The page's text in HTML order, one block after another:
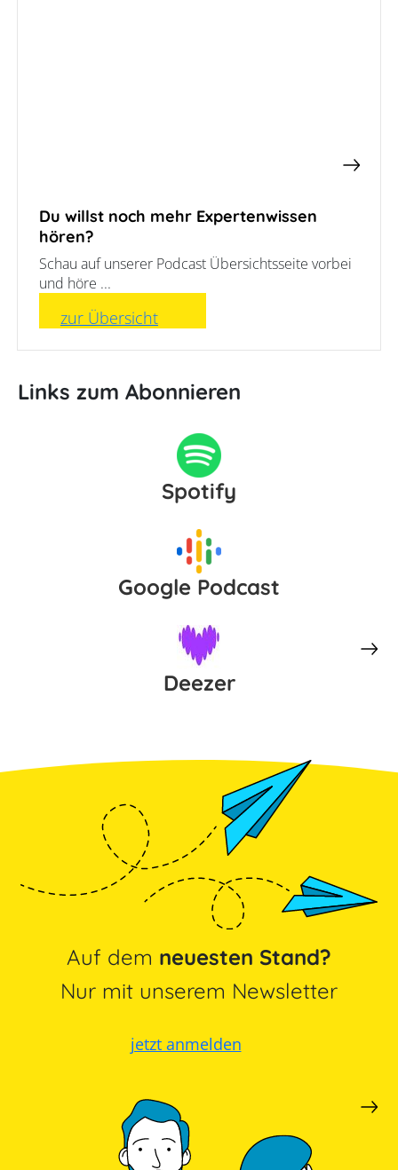
Du willst noch mehr Expertenwissen
hören?
Schau auf unserer Podcast Übersichtsseite vorbei
und höre ...
zur Übersicht
Links zum Abonnieren
Spotify
Google Podcast
Deezer
Auf dem neuesten Stand?
Nur mit unserem Newsletter
jetzt anmelden